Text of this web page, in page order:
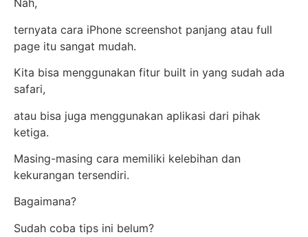
Nah,
ternyata cara iPhone screenshot panjang atau full
page itu sangat mudah.
Kita bisa menggunakan fitur built in yang sudah ada
safari,
atau bisa juga menggunakan aplikasi dari pihak
ketiga.
Masing-masing cara memiliki kelebihan dan
kekurangan tersendiri.
Bagaimana?
Sudah coba tips ini belum?